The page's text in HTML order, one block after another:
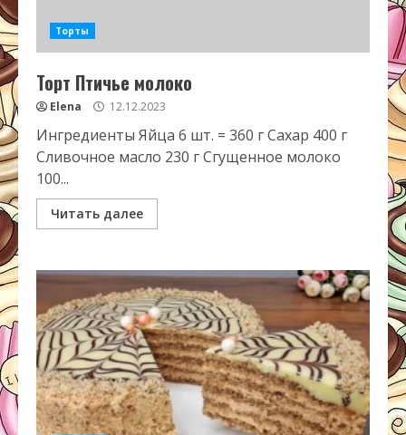
Торты
Торт Птичье молоко
Elena 12.12.2023
Ингредиенты Яйца 6 шт. = 360 г Сахар 400 г
Сливочное масло 230 г Сгущенное молоко
100...
Читать далее